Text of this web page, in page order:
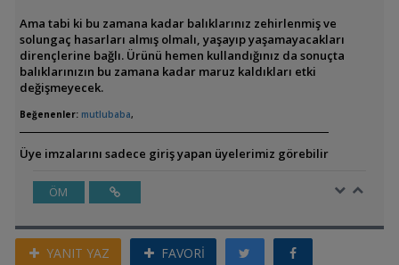
Ama tabi ki bu zamana kadar balıklarınız zehirlenmiş ve
solungaç hasarları almış olmalı, yaşayıp yaşamayacakları
dirençlerine bağlı. Ürünü hemen kullandığınız da sonuçta
balıklarınızın bu zamana kadar maruz kaldıkları etki
değişmeyecek.
Beğenenler: mutlubaba,
Üye imzalarını sadece giriş yapan üyelerimiz görebilir
ÖM
YANIT YAZ FAVORİ